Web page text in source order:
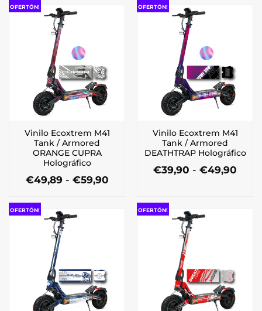
OFERTÓN!
Vinilo Ecoxtrem M41
Tank / Armored
ORANGE CUPRA
Holográfico
€49,89 - €59,90Rango
desde
€49,89
tiene
se
pueden
elegir
OFERTÓN!
Vinilo Ecoxtrem M41
Tank / Armored
DEATHTRAP Holográfico
€39,90 - €49,90
múltiples
pueden
elegir
en
OFERTÓN! OFERTÓN!